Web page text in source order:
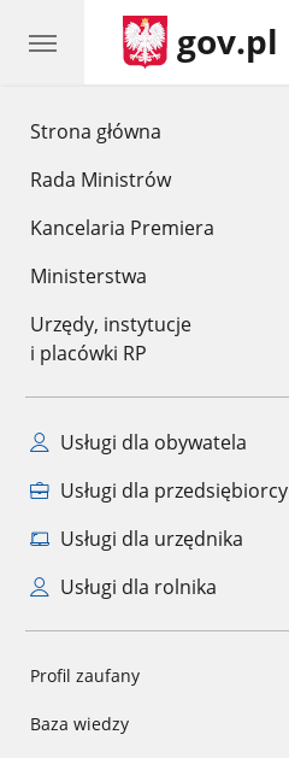
Strona główna
Rada Ministrów
Kancelaria Premiera
Ministerstwa
Urzędy, instytucje
i placówki RP
Usługi dla obywatela
Usługi dla przedsiębiorcy
Usługi dla urzędnika
Usługi dla rolnika
Profil zaufany
Baza wiedzy
gov.pl